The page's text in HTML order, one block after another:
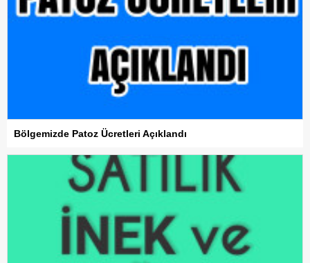
Bölgemizde Patoz Ücretleri Açıklandı